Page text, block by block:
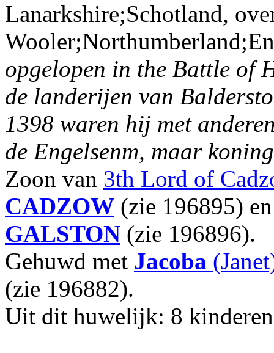
Lanarkshire;Schotland,
opgelopen in the Battle of
de landerijen van
1398 waren hij met
de Engelsenm, maar
Zoon van 3th Lord of
CADZOW (zie 196895)
GALSTON (zie 196896).
Gehuwd met Jacoba
(zie 196882).
Uit dit huwelijk: 8